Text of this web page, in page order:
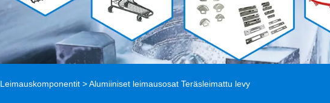
Leimauskomponentit > Alumiiniset leimausosat Teräsleimattu levy